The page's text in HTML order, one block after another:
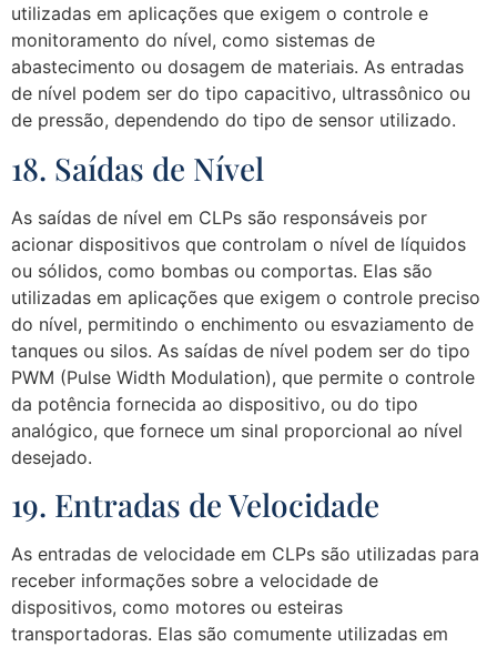
utilizadas em aplicações que exigem o controle e
monitoramento do nível, como sistemas de
abastecimento ou dosagem de materiais. As entradas
de nível podem ser do tipo capacitivo, ultrassônico ou
de pressão, dependendo do tipo de sensor utilizado.
18. Saídas de Nível
As saídas de nível em CLPs são responsáveis por
acionar dispositivos que controlam o nível de líquidos
ou sólidos, como bombas ou comportas. Elas são
utilizadas em aplicações que exigem o controle preciso
do nível, permitindo o enchimento ou esvaziamento de
tanques ou silos. As saídas de nível podem ser do tipo
PWM (Pulse Width Modulation), que permite o controle
da potência fornecida ao dispositivo, ou do tipo
analógico, que fornece um sinal proporcional ao nível
desejado.
19. Entradas de Velocidade
As entradas de velocidade em CLPs são utilizadas para
receber informações sobre a velocidade de
dispositivos, como motores ou esteiras
transportadoras. Elas são comumente utilizadas em